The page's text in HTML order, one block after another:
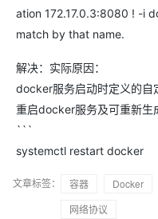
ation 172.17.0.3:8080 ! -i
match by that name.
解决：实际原因：
docker服务启动时定义的自
重启docker服务及可重新生
```
systemctl restart docker
文章标签： 容器 Docker
网络协议